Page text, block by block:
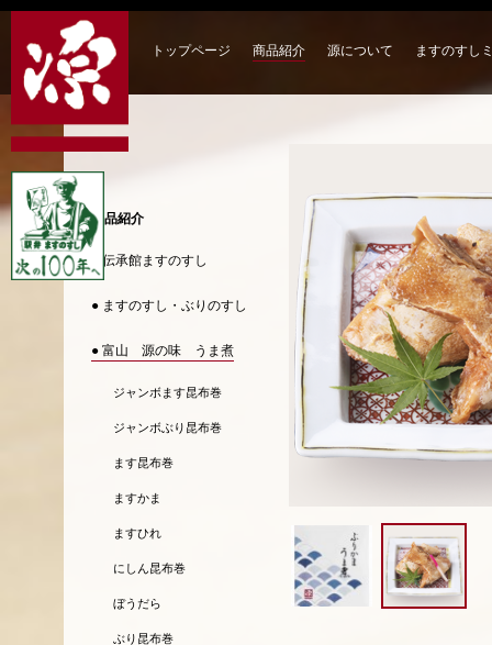
トップページ 商品紹介 源について ますのすし
商品紹介
● 伝承館ますのすし
● ますのすし・ぶりのすし
● 富山 源の味 うま煮
ジャンボます昆布巻
ジャンボぶり昆布巻
ます昆布巻
ますかま
ますひれ
にしん昆布巻
ぼうだら
ぶり昆布巻